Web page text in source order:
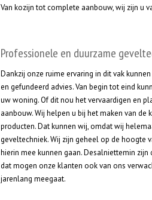
Van kozijn tot complete aanbouw, wij zijn u
Professionele en duurzame
Dankzij onze ruime ervaring in dit vak
en gefundeerd advies. Van begin tot eind
uw woning. Of dit nou het vervaardigen en
aanbouw. Wij helpen u bij het maken van
producten. Dat kunnen wij, omdat wij
geveltechniek. Wij zijn geheel op de hoogte
hierin mee kunnen gaan. Desalniettemin
dat mogen onze klanten ook van ons
jarenlang meegaat.